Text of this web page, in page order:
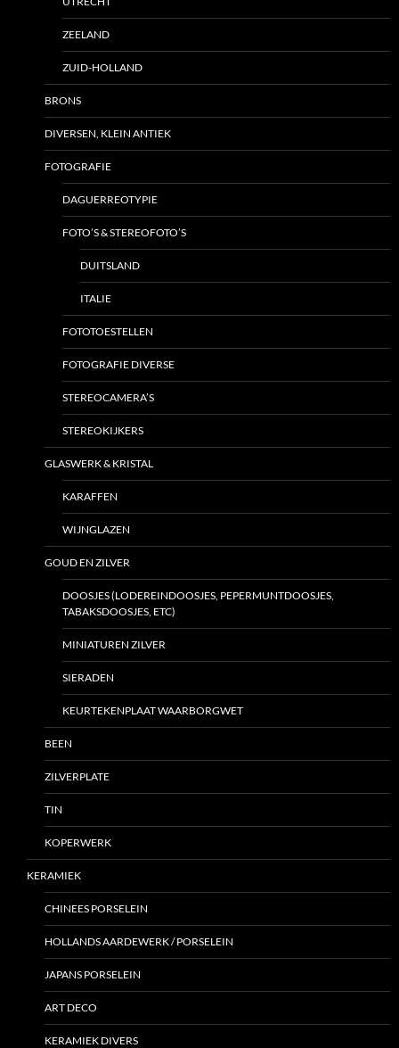
ZEELAND
ZUID-HOLLAND
BRONS
DIVERSEN, KLEIN ANTIEK
FOTOGRAFIE
DAGUERREOTYPIE
FOTO’S & STEREOFOTO’S
DUITSLAND
ITALIE
FOTOTOESTELLEN
FOTOGRAFIE DIVERSE
STEREOCAMERA’S
STEREOKIJKERS
GLASWERK & KRISTAL
KARAFFEN
WIJNGLAZEN
GOUD EN ZILVER
DOOSJES (LODEREINDOOSJES, PEPERMUNTDOOSJES,
TABAKSDOOSJES, ETC)
MINIATUREN ZILVER
SIERADEN
KEURTEKENPLAAT WAARBORGWET
BEEN
ZILVERPLATE
TIN
KOPERWERK
KERAMIEK
CHINEES PORSELEIN
HOLLANDS AARDEWERK / PORSELEIN
JAPANS PORSELEIN
ART DECO
KERAMIEK DIVERS